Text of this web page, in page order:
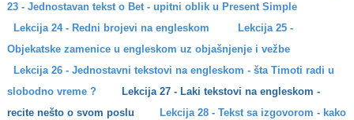
23 - Jednostavan tekst o Bet - upitni oblik u Present Simple
Lekcija 24 - Redni brojevi na engleskom
Lekcija 25 -
Objekatske zamenice u engleskom uz objašnjenje i vežbe
Lekcija 26 - Jednostavni tekstovi na engleskom - šta Timoti radi u
slobodno vreme ?
Lekcija 27 - Laki tekstovi na engleskom -
recite nešto o svom poslu
Lekcija 28 - Tekst sa izgovorom - kako